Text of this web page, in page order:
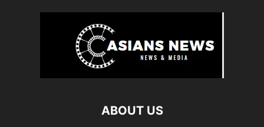
ABOUT US